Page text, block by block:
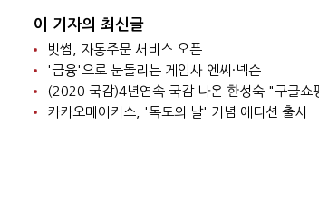
이 기자의 최신글
빗썸, 자동주문 서비스 오픈
'금융'으로 눈돌리는 게임사 엔씨·넥슨
카카오메이커스, '독도의 날' 기념 에디션 출시